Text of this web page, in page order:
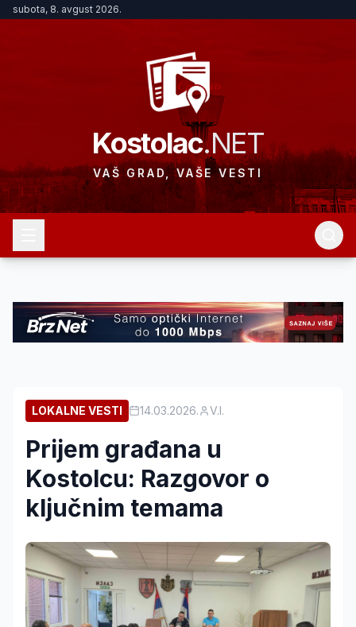
subota, 8. avgust 2026.
Kostolac.NET
VAŠ GRAD, VAŠE VESTI
LOKALNE VESTI 14.03.2026. V.I.
Prijem građana u
Kostolcu: Razgovor o
ključnim temama